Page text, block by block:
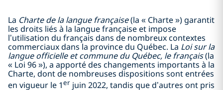
La Charte de la langue française(la « Charte ») garantit
les droits liés à la langue française et impose
l’utilisation du français dans de nombreux contextes
commerciaux dans la province du Québec. La Loi sur la
langue officielle et commune du Québec, le français(la
« Loi 96 »), a apporté des changements importants à la
Charte, dont de nombreuses dispositions sont entrées
en vigueur le 1er juin 2022, tandis que d’autres ont pris